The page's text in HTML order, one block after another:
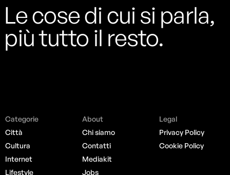
Le cose di cui si parla,
più tutto il resto.
Categorie
Città
Cultura
Internet
Lifestyle
About
Chi siamo
Contatti
Mediakit
Jobs
Legal
Privacy Policy
Cookie Policy